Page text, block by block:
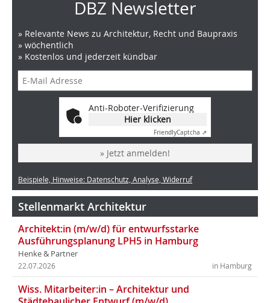
DBZ Newsletter
» Relevante News zu Architektur, Recht und Baupraxis
» wöchentlich
» Kostenlos und jederzeit kündbar
Anti-Roboter-Verifizierung
Hier klicken
FriendlyCaptcha ⇗
» Jetzt anmelden!
Beispiele, Hinweise: Datenschutz, Analyse, Widerruf
Stellenmarkt Architektur
Architekt:in (m/w/d) für entwurfsstarke
Ausführungsplanung LPH5 in Hamburg
Henke & Partner
in Hamburg
22.07.2026
Wiss. Mitarbeiter:in – Architektur und